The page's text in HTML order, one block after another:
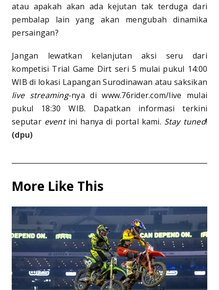
atau apakah akan ada kejutan tak terduga dari
pembalap lain yang akan mengubah dinamika
persaingan?
Jangan lewatkan kelanjutan aksi seru dari
kompetisi Trial Game Dirt seri 5 mulai pukul 14:00
WIB di lokasi Lapangan Surodinawan atau saksikan
live streaming-nya di www.76rider.com/live mulai
pukul 18:30 WIB. Dapatkan informasi terkini
seputar event ini hanya di portal kami. Stay tuned!
(dpu)
More Like This